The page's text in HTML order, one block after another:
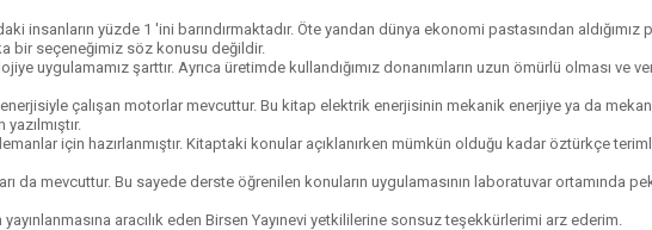
yüzde 1 'ini barındırmaktadır. Öte yandan dünya ekonomi pastasından aldığımız
bir seçeneğimiz söz konusu değildir.
uygulamamız şarttır. Ayrıca üretimde kullandığımız donanımların uzun ömürlü olması ve
çalışan motorlar mevcuttur. Bu kitap elektrik enerjisinin mekanik enerjiye ya da
için hazırlanmıştır. Kitaptaki konular açıklanırken mümkün olduğu kadar öztürkçe
da mevcuttur. Bu sayede derste öğrenilen konuların uygulamasının laboratuvar ortamında
aracılık eden Birsen Yayınevi yetkililerine sonsuz teşekkürlerimi arz ederim.